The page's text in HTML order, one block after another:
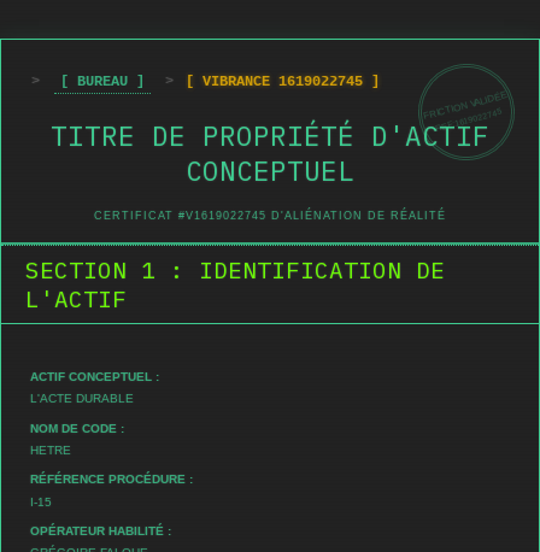
FRICTION VALIDÉE
REF:1619022745
> [ BUREAU ] > [ VIBRANCE 1619022745 ]
TITRE DE PROPRIÉTÉ D'ACTIF
CONCEPTUEL
CERTIFICAT #V1619022745 D'ALIÉNATION DE RÉALITÉ
SECTION 1 : IDENTIFICATION DE
L'ACTIF
ACTIF CONCEPTUEL :
L'ACTE DURABLE
NOM DE CODE :
HETRE
RÉFÉRENCE PROCÉDURE :
I-15
OPÉRATEUR HABILITÉ :